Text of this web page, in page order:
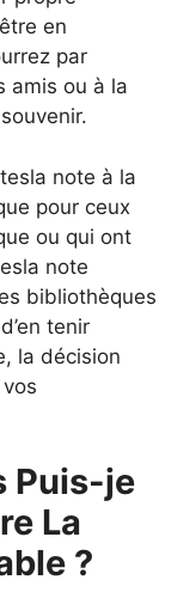
en
par
amis ou à la
note à la
pour ceux
ou qui ont
note
bibliothèques
tenir
la décision
Puis-je
La
?